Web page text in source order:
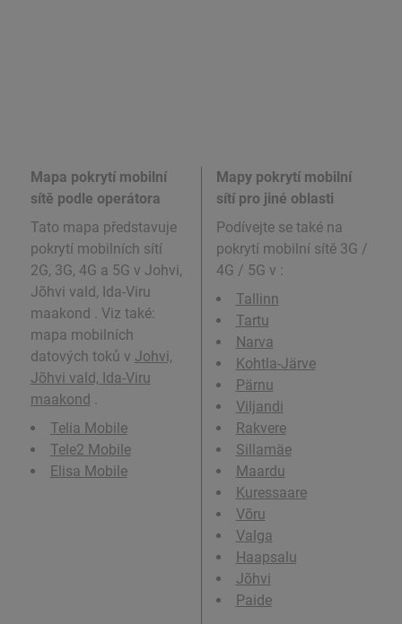
Mapa pokrytí mobilní
sítě podle operátora
Tato mapa představuje
pokrytí mobilních sítí
2G, 3G, 4G a 5G v Johvi,
Jõhvi vald, Ida-Viru
maakond . Viz také:
mapa mobilních
datových toků v Johvi,
Jõhvi vald, Ida-Viru
maakond .
Telia Mobile
Tele2 Mobile
Elisa Mobile
Mapy pokrytí mobilní
sítí pro jiné oblasti
Podívejte se také na
pokrytí mobilní sítě 3G /
4G / 5G v :
Tallinn
Tartu
Narva
Kohtla-Järve
Pärnu
Viljandi
Rakvere
Sillamäe
Maardu
Kuressaare
Võru
Valga
Haapsalu
Jõhvi
Paide